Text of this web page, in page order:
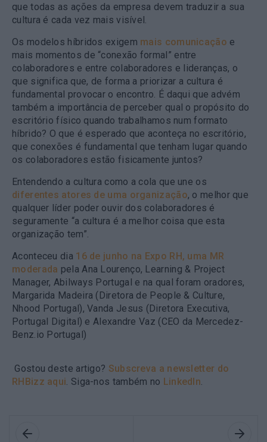
que todas as ações da empresa devem traduzir a sua
cultura é cada vez mais visível.
Os modelos híbridos exigem mais comunicação e
mais momentos de “conexão formal” entre
colaboradores e entre colaboradores e lideranças, o
que significa que, de forma a priorizar a cultura é
fundamental provocar o encontro. É daqui que advém
também a importância de perceber qual o propósito do
escritório físico quando trabalhamos num formato
híbrido? O que é esperado que aconteça no escritório,
que conexões é fundamental que tenham lugar quando
os colaboradores estão fisicamente juntos?
Entendendo a cultura como a cola que une os
diferentes atores de uma organização, o melhor que
qualquer líder poder ouvir dos colaboradores é
seguramente “a cultura é a melhor coisa que esta
organização tem”.
Aconteceu dia 16 de junho na Expo RH, uma MR
moderada pela Ana Lourenço, Learning & Project
Manager, Abilways Portugal e na qual foram oradores,
Margarida Madeira (Diretora de People & Culture,
Nhood Portugal), Vanda Jesus (Diretora Executiva,
Portugal Digital) e Alexandre Vaz (CEO da Mercedez-
Benz.io Portugal)
Gostou deste artigo? Subscreva a newsletter do
RHBizz aqui . Siga-nos também no LinkedIn